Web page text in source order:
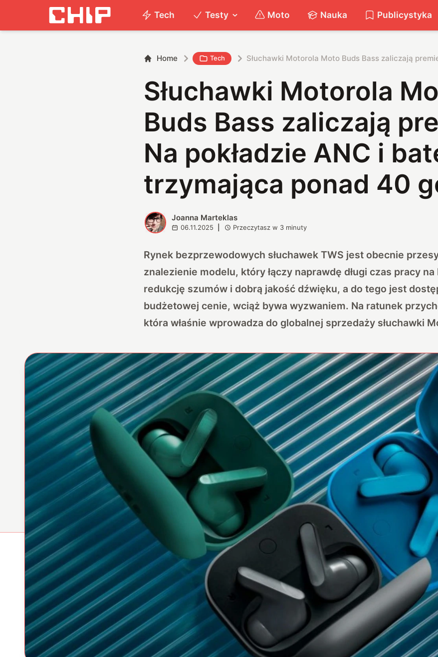
Tech Testy Moto Nauka Publicystyka
Home Tech Słuchawki Motorola Moto Buds Bass zaliczają
Słuchawki Motorola
Buds Bass zaliczają
Na pokładzie ANC i
trzymająca ponad 40
J Joanna Marteklas
06.11.2025 Przeczytasz w 3 minuty
Rynek bezprzewodowych słuchawek TWS jest obecnie
znalezienie modelu, który łączy naprawdę długi czas pracy
redukcję szumów i dobrą jakość dźwięku, a do tego jest
budżetowej cenie, wciąż bywa wyzwaniem. Na ratunek
która właśnie wprowadza do globalnej sprzedaży słuchawki